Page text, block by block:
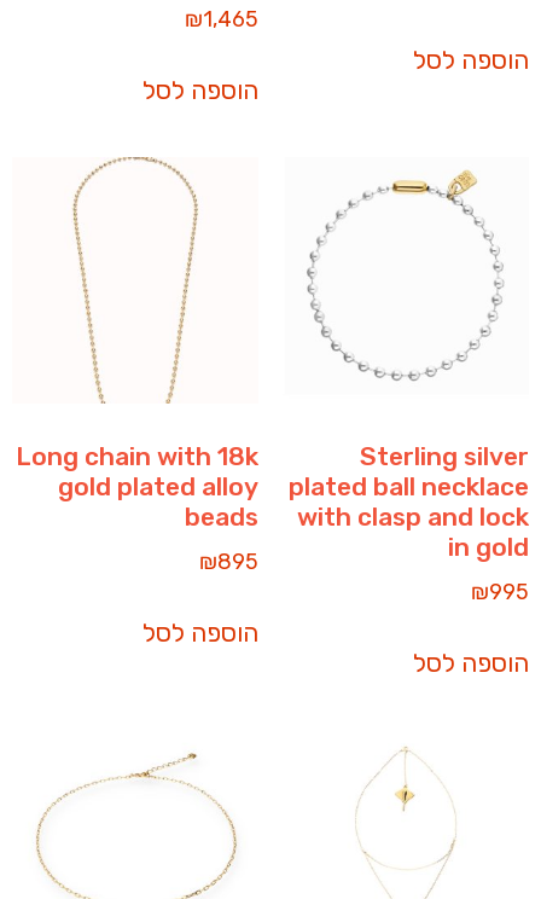
הוספה לסל
₪1,465
הוספה לסל
Sterling silver
plated ball necklace
with clasp and lock
in gold
₪995
הוספה לסל
Long chain with 18k
gold plated alloy
beads
₪895
הוספה לסל